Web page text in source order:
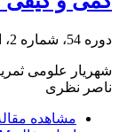
دوره 54، شماره 2، اردیبهشت 1402، صفحه
شهریار علومی
ناصر نظری
مشاهده